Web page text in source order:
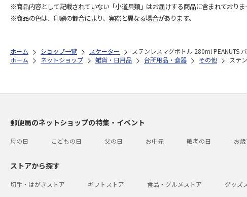
※商品内容として記載されていない「小道具類」はお届けする商品に含まれておりま
※商品の色は、印刷の都合により、実際と異なる場合があります。
ホーム ショップ一覧 スケーター
ステンレスマグボトル 280ml PEANUTS
ホーム
ネットショップ 雑貨・日用品 台所用品・食器 その他 ステ
郵便局のネットショップの特集・イベント
母の日 こどもの日 父の日 お中元 敬老の日 お
ストアから探す
切手・はがきストア ギフトストア 食品・グルメストア グッズ